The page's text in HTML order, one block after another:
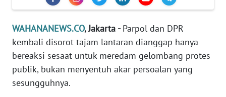
WAHANANEWS.CO, Jakarta -Parpol dan DPR
kembali disorot tajam lantaran dianggap hanya
bereaksi sesaat untuk meredam gelombang protes
publik, bukan menyentuh akar persoalan yang
sesungguhnya.
Informasi
INDEKS